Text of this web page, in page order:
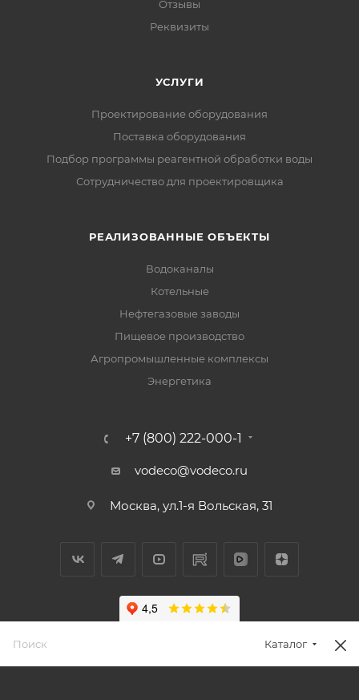
Отзывы
Реквизиты
УСЛУГИ
Проектирование оборудования
Поставка оборудования
Подбор программы реагентной обработки воды
Сотрудничество для проектировщика
РЕАЛИЗОВАННЫЕ ОБЪЕКТЫ
Водоканалы
Котельные
Нефтегазовые заводы
Пищевое производство
Агропромышленные комплексы
Энергетика
+7 (800) 222-000-1
vodeco@vodeco.ru
Москва, ул.1-я Вольская, 31
Каталог